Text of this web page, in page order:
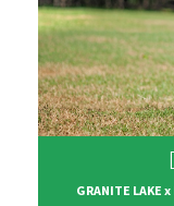
GRANITE LAKE x